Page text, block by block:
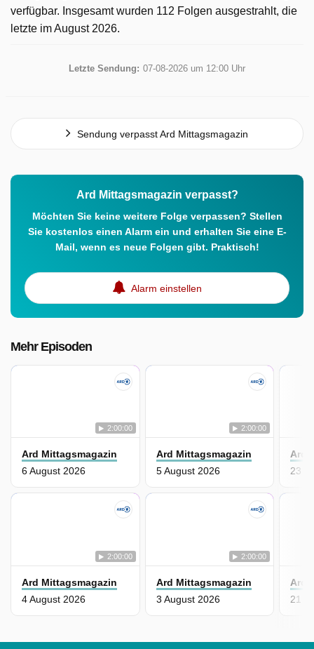
verfügbar. Insgesamt wurden 112 Folgen ausgestrahlt, die
letzte im August 2026.
Letzte Sendung: 07-08-2026 um 12:00 Uhr
Sendung verpasst Ard Mittagsmagazin
Ard Mittagsmagazin verpasst?
Möchten Sie keine weitere Folge verpassen? Stellen
Sie kostenlos einen Alarm ein und erhalten Sie eine E-
Mail, wenn es neue Folgen gibt. Praktisch!
Alarm einstellen
Mehr Episoden
2:00:00
Ard Mittagsmagazin
6 August 2026
2:00:00
Ard Mittagsmagazin
5 August 2026
2:00:00
Ard Mittagsmagazin
4 August 2026
2:00:00
Ard Mittagsmagazin
3 August 2026
Ard
23
Ard
21